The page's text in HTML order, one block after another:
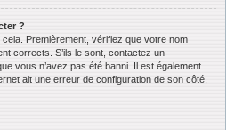
?
Premièrement, vérifiez que votre nom
corrects. S’ils le sont, contactez un
vous n’avez pas été banni. Il est également
ait une erreur de configuration de son côté,